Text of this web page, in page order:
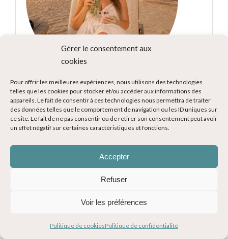
Gérer le consentement aux
cookies
Pour offrir les meilleures expériences, nous utilisons des technologies
telles que les cookies pour stocker et/ou accéder aux informations des
appareils. Le fait de consentir à ces technologies nous permettra de traiter
des données telles que le comportement de navigation ou les ID uniques sur
ce site. Le fait de ne pas consentir ou de retirer son consentement peut avoir
un effet négatif sur certaines caractéristiques et fonctions.
Accepter
Refuser
Voir les préférences
Politique de cookiesPolitique de confidentialité
Voyageuse, maman et passionnée de découvertes, je
partage ici depuis 2015 mes expériences, mes coups
de cœur et mes conseils pour vous inspirer et vous
aider à organiser vos voyages.
EXPLOREZ LE MONDE AVEC MOI !